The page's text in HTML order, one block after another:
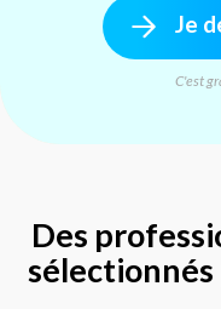
Je
C'est
Des